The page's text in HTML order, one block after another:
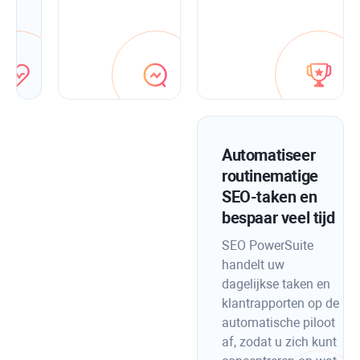
optimalisatietips.
Automatiseer
routinematige
SEO-taken en
bespaar veel tijd
SEO PowerSuite
handelt uw
dagelijkse taken en
klantrapporten op de
automatische piloot
af, zodat u zich kunt